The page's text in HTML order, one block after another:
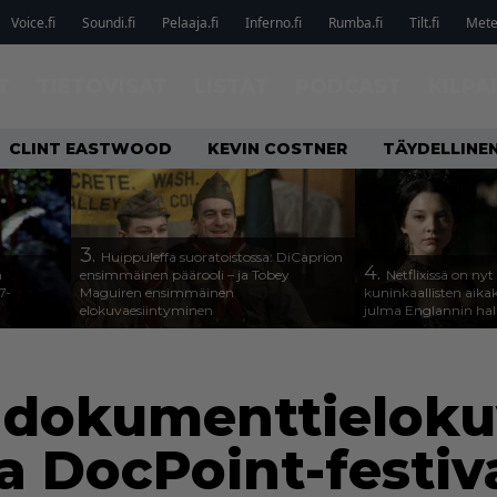
Voice.fi Soundi.fi Pelaaja.fi Inferno.fi Rumba.fi Tilt.fi
CLINT EASTWOOD KEVIN COSTNER
3. Huippuleffa suoratoistossa: DiCaprion
ensimmäinen päärooli – ja Tobey
Maguiren ensimmäinen
elokuvaesiintyminen
4. Netflixissä on
kuninkaallisten
julma Englannin
DocPoint-